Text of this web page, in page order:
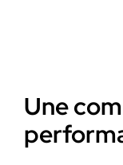
Une